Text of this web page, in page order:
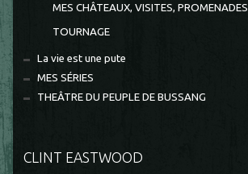
MES CHÂTEAUX, VISITES, PROMENADES
TOURNAGE
La vie est une pute
MES SÉRIES
THEÂTRE DU PEUPLE DE BUSSANG
CLINT EASTWOOD